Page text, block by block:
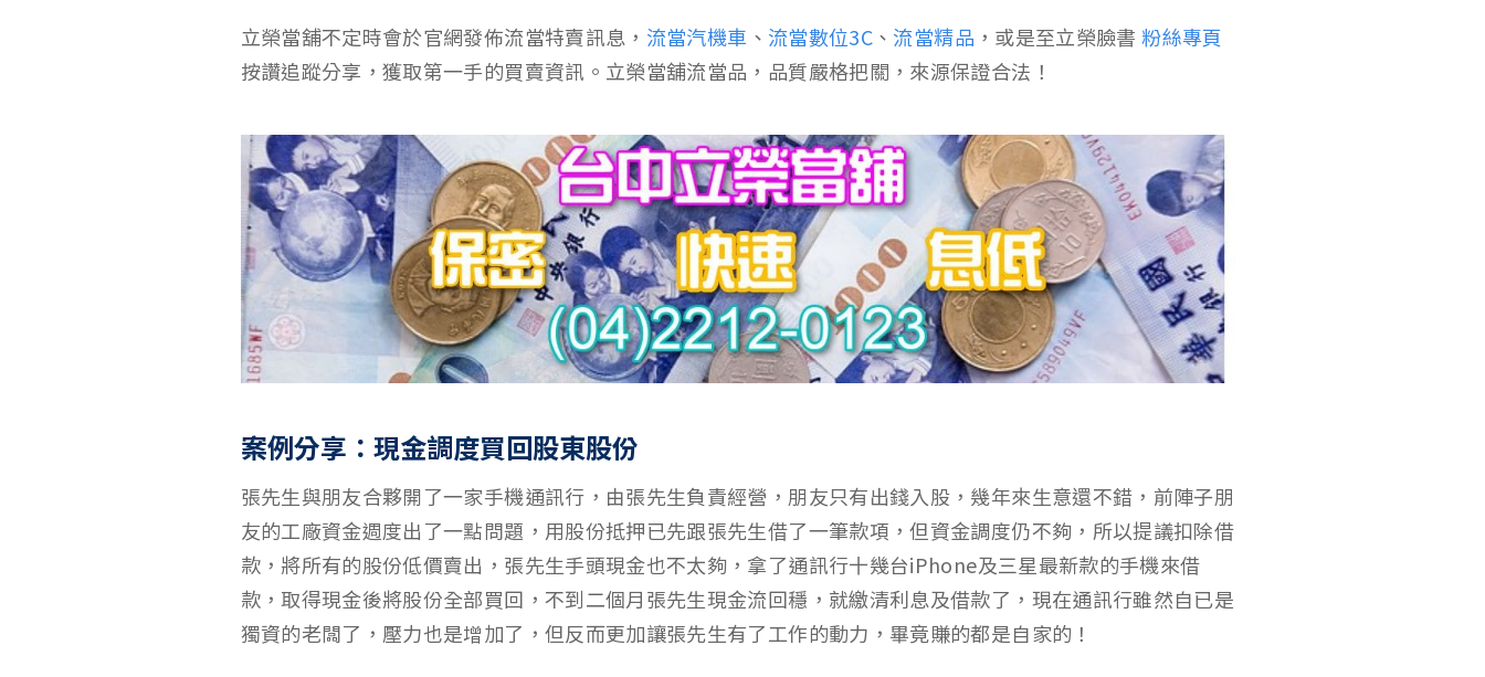
立榮當舖不定時會於官網發佈流當特賣訊息， 流當汽機車 、 流當數位3C 、 流當精品 ，或是至立榮臉書粉絲專頁
按讚追蹤分享，獲取第一手的買賣資訊。立榮當舖流當品，品質嚴格把關，來源保證合法！
案例分享：現金調度買回股東股份
張先生與朋友合夥開了一家手機通訊行，由張先生負責經營，朋友只有出錢入股，幾年來生意還不錯，前陣子朋
友的工廠資金週度出了一點問題，用股份抵押已先跟張先生借了一筆款項，但資金調度仍不夠，所以提議扣除借
款，將所有的股份低價賣出，張先生手頭現金也不太夠，拿了通訊行十幾台iPhone及三星最新款的手機來借
款，取得現金後將股份全部買回，不到二個月張先生現金流回穩，就繳清利息及借款了，現在通訊行雖然自已是
獨資的老闆了，壓力也是增加了，但反而更加讓張先生有了工作的動力，畢竟賺的都是自家的！